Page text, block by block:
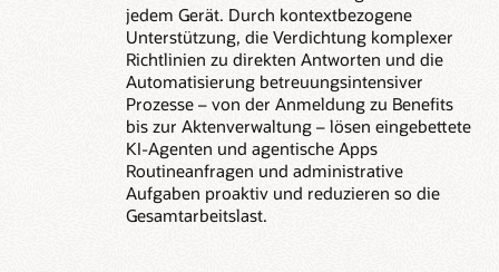
jedem Gerät. Durch kontextbezogene
Unterstützung, die Verdichtung komplexer
Richtlinien zu direkten Antworten und die
Automatisierung betreuungsintensiver
Prozesse – von der Anmeldung zu Benefits
bis zur Aktenverwaltung – lösen eingebettete
KI-Agenten und agentische Apps
Routineanfragen und administrative
Aufgaben proaktiv und reduzieren so die
Gesamtarbeitslast.